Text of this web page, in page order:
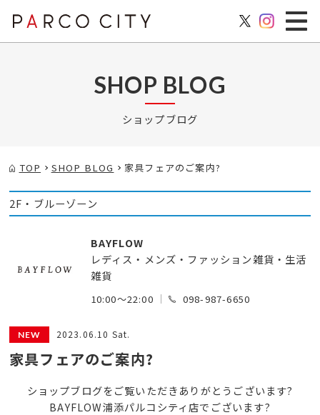
SHOP BLOG
ショップブログ
TOP SHOP BLOG 家具フェアのご案内?
2F・ブルーゾーン
BAYFLOW
レディス・メンズ・ファッション雑貨・生活
雑貨
10:00～22:00 098-987-6650
2023.06.10 Sat.
家具フェアのご案内?
ショップブログをご覧いただきありがとうございます?
BAYFLOW浦添パルコシティ店でございます?